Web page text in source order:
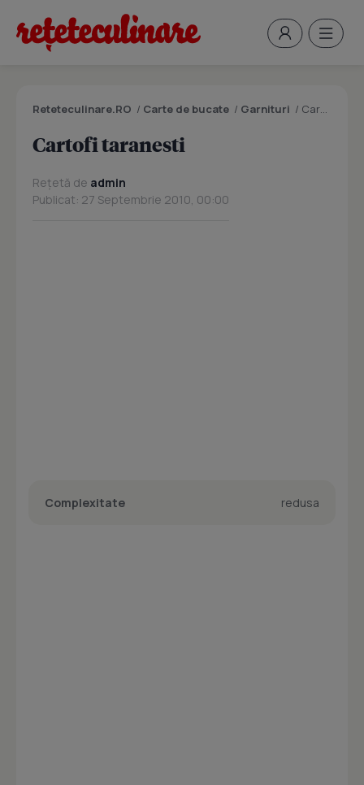
Reteteculinare.RO / Carte de bucate / Garnituri / Cartofi taranesti
Cartofi taranesti
Rețetă de admin
Publicat: 27 Septembrie 2010, 00:00
Complexitate redusa